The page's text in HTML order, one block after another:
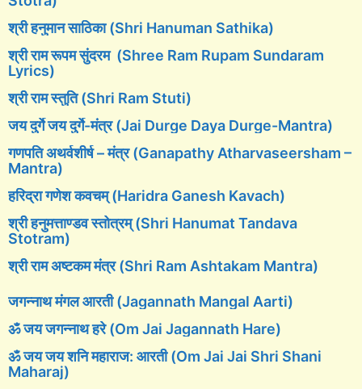
श्री हनुमान साठिका (Shri Hanuman Sathika)
श्री राम रूपम सुंदरम (Shree Ram Rupam Sundaram
Lyrics)
श्री राम स्तुति (Shri Ram Stuti)
जय दुर्गे जय दुर्गे-मंत्र (Jai Durge Daya Durge-Mantra)
गणपति अथर्वशीर्ष – मंत्र (Ganapathy Atharvaseersham –
Mantra)
हरिद्रा गणेश कवचम् (Haridra Ganesh Kavach)
श्री हनुमत्ताण्डव स्तोत्रम् (Shri Hanumat Tandava
Stotram)
श्री राम अष्टकम मंत्र (Shri Ram Ashtakam Mantra)
जगन्नाथ मंगल आरती (Jagannath Mangal Aarti)
ॐ जय जगन्नाथ हरे (Om Jai Jagannath Hare)
ॐ जय जय शनि महाराज: आरती (Om Jai Jai Shri Shani
Maharaj)